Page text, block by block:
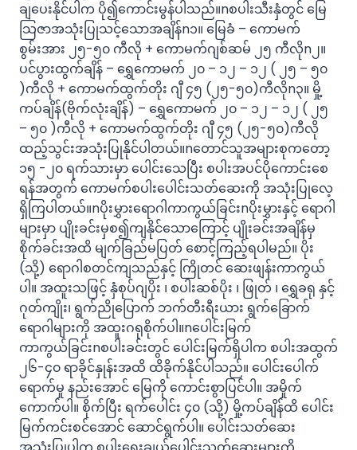
ချပေးနိုင်ပါက ပို၍ကောင်းမွန်ပါသည်။nစပါးသီးနှံတွင် မြေ
သြဇာအသုံးပြုသင့်သောအချိန်n၁။ မြေခံ – ကောမက်
စွမ်းအား ၂၅-၅၀ ကီလို + ကောမက်ဂျစ်ဆမ် ၂၅ ကီလိုn၂။
ပင်ပွားထွက်ချိန် – ရွှေကောမက် ၂၀ – ၁၂ – ၁၂ ( ၂၅ – ၅၀
)ကီလို + ကောမက်ထွက်တိုး ဂျီ ၄၅ (၂၅-၅၀)ကီလိုn၃။ မှို့
ကပ်ချိန်(ဗိုက်လုံးချိန်) – ရွှေကောမက် ၂၀ – ၁၂ – ၁၂ ( ၂၅
– ၅၀ )ကီလို + ကောမက်ထွက်တိုး ဂျီ ၄၅ (၂၅-၅၀)ကီလို
ထည့်သွင်းအသုံးပြုနိုင်ပါတယ်။nတောင်သူအများစုကတော့
၁၅ -၂၀ ရက်သားမှာ ပေါင်းသေပြီး စပါးအပင်ပိုကောင်းစေ
ရန်အတွက် ကောမက်စပါးပေါင်းသတ်ဆေးကို အသုံးပြုလေ့
ရှိကြပါတယ်။nပိုးမွှားရောဂါကာကွယ်ခြင်းnပိုးမွှားနှင့် ရောဂါ
များမှာ ပျိုးခင်းမှစ၍ကျနိုင်သောကြောင့် ပျိုးခင်းအချိန်မှ
စိုက်ခင်းအထိ မျက်ခြည်မပြတ် စောင့်ကြည့်ရပါမည်။ ပိုး
(သို့) ရောဂါစတင်ကျသည်နှင့် ကြိုတင် ဆေးဖျန်းကာကွယ်
ပါ။ အထူးသဖြင့် နှံစုပ်ဂျပိုး ၊ စပါးဆစ်ပိုး ၊ ဖြုတ် ၊ ရွှေခရု နှင့်
ဂုတ်ကျိုး၊ ရွက်ညိုပြောက် ဘက်တီးရီးယား ရွက်ခြောက်
ရောဂါများကို အထူးဂရုစိုက်ပါ။nပေါင်းမြက်
ကာကွယ်ခြင်းnစပါးခင်းတွင် ပေါင်းမြက်ရှိပါက စပါးအထွက်
၂၆-၄၀ ရာခိုင်နှုန်းအထိ ထိခိုက်နိုင်ပါသည်။ ပေါင်းပေါက်
ရောက်မှု နည်းအောင် မြေကို ကောင်းစွာပြင်ပါ။ အမှိုက်
ကောက်ပါ။ စိုက်ပြီး ရက်ပေါင်း ၄၀ (သို့) မှို့ကပ်ချိန်ထိ ပေါင်း
မြက်ကင်းစင်အောင် ဆောင်ရွက်ပါ။ ပေါင်းသတ်ဆေး